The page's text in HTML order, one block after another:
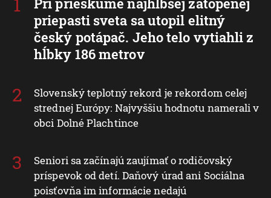
priepasti sveta sa utopil elitný
český potápač. Jeho telo vytiahli z
hĺbky 186 metrov
Slovenský teplotný rekord je rekordom celej
strednej Európy: Najvyššiu hodnotu namerali v
obci Dolné Plachtince
Seniori sa začínajú zaujímať o rodičovský
príspevok od detí. Daňový úrad ani Sociálna
poisťovňa im informácie nedajú